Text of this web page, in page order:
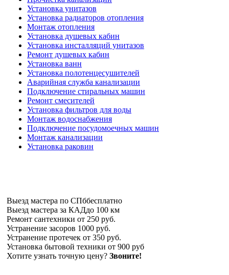
Установка унитазов
Установка радиаторов отопления
Монтаж отопления
Установка душевых кабин
Установка инсталляций унитазов
Ремонт душевых кабин
Установка ванн
Установка полотенцесушителей
Аварийная служба канализации
Подключение стиральных машин
Ремонт смесителей
Установка фильтров для воды
Монтаж водоснабжения
Подключение посудомоечных машин
Монтаж канализации
Установка раковин
Выезд мастера по СПббесплатно
Выезд мастера за КАДдо 100 км
Ремонт сантехники от 250 руб.
Устранение засоров 1000 руб.
Устранение протечек от 350 руб.
Установка бытовой техники от 900 руб
Хотите узнать точную цену? Звоните!